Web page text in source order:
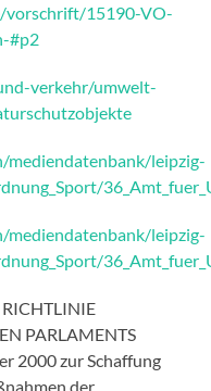
vorschrift/15190-VO-
#p2
verkehr/umwelt-
leipzig-
leipzig-
PARLAMENTS
2000 zur Schaffung
der